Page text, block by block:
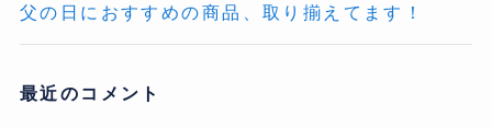
父の日におすすめの商品、取り揃えてます！
最近のコメント